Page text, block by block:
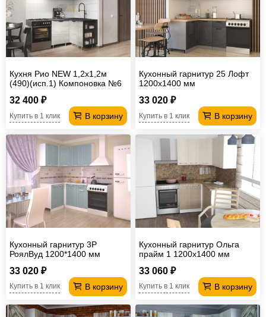
Кухня Рио NEW 1,2х1,2м
(490)(исп.1) Компоновка №6
32 400 ₽
В корзину
Купить в 1 клик
Кухонный гарнитур 25 Лофт
1200х1400 мм
33 020 ₽
В корзину
Купить в 1 клик
Кухонный гарнитур 3Р
РоялВуд 1200*1400 мм
33 020 ₽
В корзину
Купить в 1 клик
Кухонный гарнитур Ольга
прайм 1 1200х1400 мм
33 060 ₽
В корзину
Купить в 1 клик